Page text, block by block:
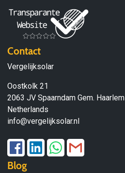
Contact
Vergelijksolar
Oostkolk 21
2063 JV Spaarndam Gem. Haarlem
Netherlands
info@vergelijksolar.nl
Blog